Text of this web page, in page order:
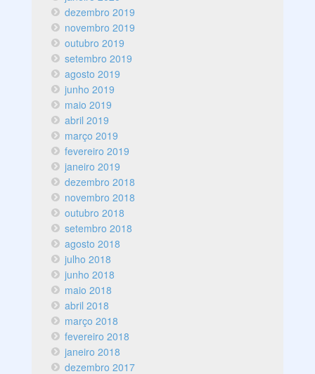
dezembro 2019
novembro 2019
outubro 2019
setembro 2019
agosto 2019
junho 2019
maio 2019
abril 2019
março 2019
fevereiro 2019
janeiro 2019
dezembro 2018
novembro 2018
outubro 2018
setembro 2018
agosto 2018
julho 2018
junho 2018
maio 2018
abril 2018
março 2018
fevereiro 2018
janeiro 2018
dezembro 2017